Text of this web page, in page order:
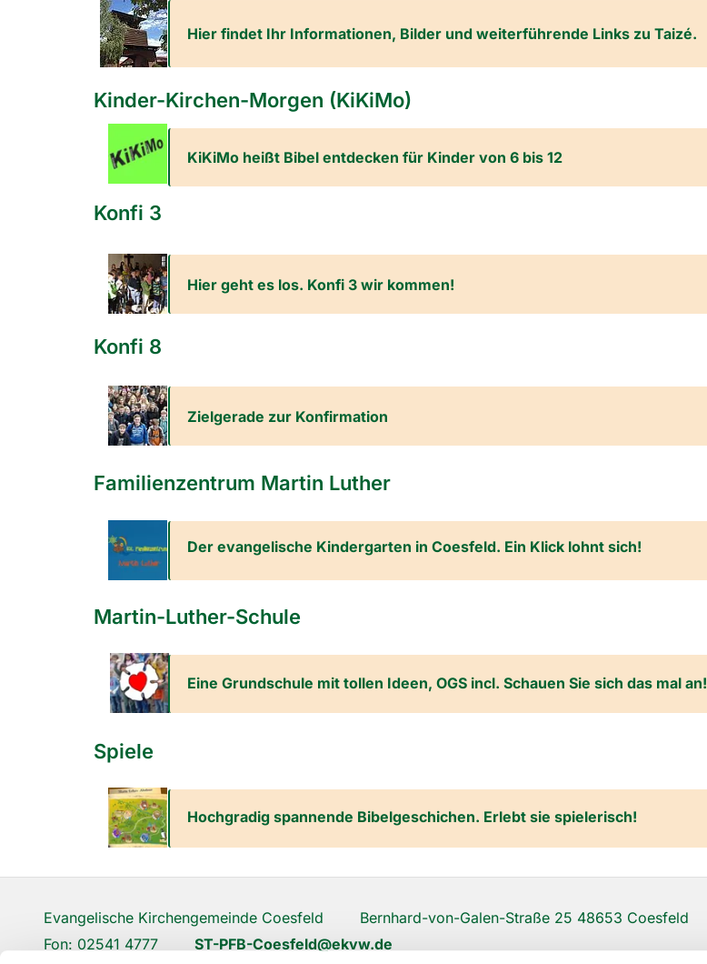
Hier findet Ihr Informationen, Bilder und weiterführende Links zu Taizé.
Kinder-Kirchen-Morgen (KiKiMo)
KiKiMo heißt Bibel entdecken für Kinder von 6 bis 12
Konfi 3
Hier geht es los. Konfi 3 wir kommen!
Konfi 8
Zielgerade zur Konfirmation
Familienzentrum Martin Luther
Der evangelische Kindergarten in Coesfeld. Ein Klick lohnt sich!
Martin-Luther-Schule
Eine Grundschule mit tollen Ideen, OGS incl. Schauen Sie sich das mal an!
Spiele
Hochgradig spannende Bibelgeschichen. Erlebt sie spielerisch!
Evangelische Kirchengemeinde Coesfeld Bernhard-von-Galen-Straße 25 48653 Coesfeld
Fon: 02541 4777 ST-PFB-Coesfeld@ekvw.de